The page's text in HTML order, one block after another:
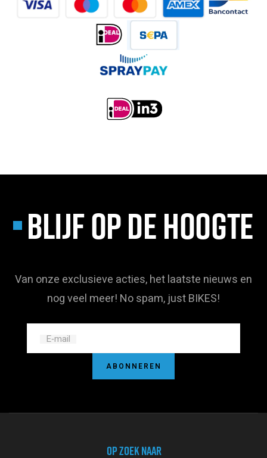
BLIJF OP DE HOOGTE
Van onze exclusieve acties, het laatste nieuws en
nog veel meer! No spam, just BIKES!
E‑mail
ABONNEREN
OP ZOEK NAAR